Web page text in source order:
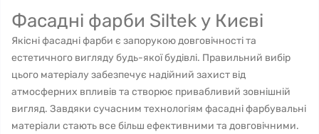
Фасадні фарби Siltek у Києві
Якісні фасадні фарби є запорукою довговічності та
естетичного вигляду будь-якої будівлі. Правильний вибір
цього матеріалу забезпечує надійний захист від
атмосферних впливів та створює привабливий зовнішній
вигляд. Завдяки сучасним технологіям фасадні фарбувальні
матеріали стають все більш ефективними та довговічними.